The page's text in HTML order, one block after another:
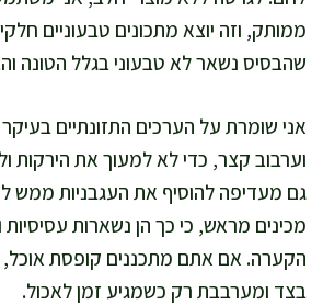
ממותק, וזה יוצא מתכונים טבעוניים
שהבסיס נשאר לא טבעוני בגלל הטונה
אני שומרת על הערכים התזונתיים
וערבוב קצר, כדי לא למעוך את הירקות
גם מעדיפה להוסיף את העגבניות ממש
מכינים מראש, כי כך הן נשארות
הקערה. אם אתם מתכננים קופסת
בצד ומערבבת רק כשמגיע זמן לאכול.